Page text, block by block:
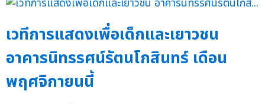
เวทีการแสดงเพื่อเด็กและเยาวชน
อาคารนิทรรศน์รัตนโกสินทร์ เดือน
พฤศจิกายนนี้